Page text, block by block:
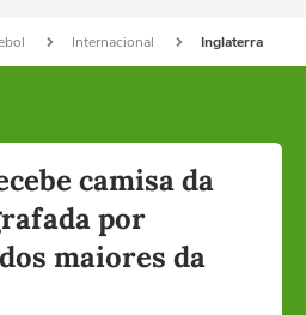
Internacional Inglaterra
camisa da
por
maiores da